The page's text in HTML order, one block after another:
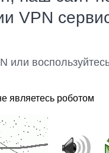
VPN
или
являетесь роботом